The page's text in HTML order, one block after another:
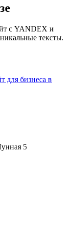
с YANDEX и
тексты.
для бизнеса в
5